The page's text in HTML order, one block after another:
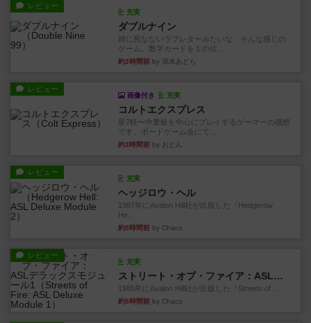
レビュー
充実
ダブルナイン
雑に死なないラブレターみたいな、そんな感じの
ゲーム。数字カードを１の位...
約2時間前 by 深水あどら
レビュー
画像付き 充実
コルトエクスプレス
星7軽〜中量級を中心にプレイするゲーマーの感想
です。ボードゲーム会にて...
約3時間前 by おとん
レビュー
充実
ヘッジロウ・ヘル
1987年にAvalon Hill社が出版した『Hedgerow
He...
約5時間前 by Chaco
レビュー
充実
ストリート・オブ・ファイア：ASLデラックスモジュール1
1985年にAvalon Hill社が出版した『Streets of ...
約5時間前 by Chaco